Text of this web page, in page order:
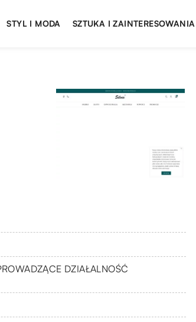
STYL I MODA SZTUKA I ZAINTERESOWANIA
DZIAŁALNOŚĆ